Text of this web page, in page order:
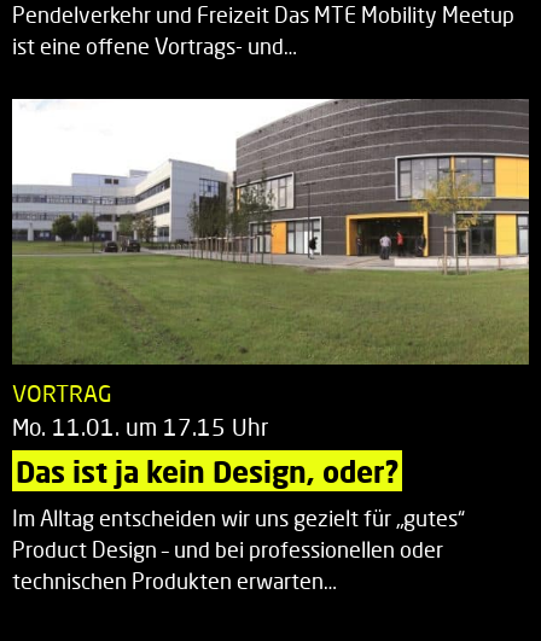
Pendelverkehr und Freizeit Das MTE Mobility Meetup
ist eine offene Vortrags- und…
VORTRAG
Mo. 11.01. um 17.15 Uhr
Das ist ja kein Design, oder?
Im Alltag entscheiden wir uns gezielt für „gutes“
Product Design – und bei professionellen oder
technischen Produkten erwarten…